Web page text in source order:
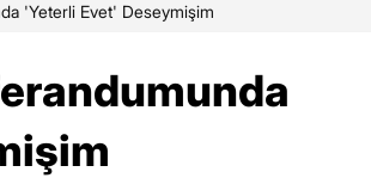
'Yeterli Evet' Deseymişim